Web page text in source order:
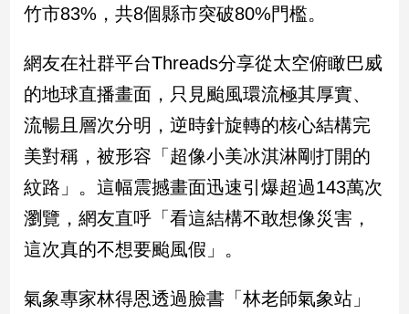
國
會
點
觀
點
兩
岸/
國
際
會/
竹市83%，共8個縣市突破80%門檻。
網友在社群平台Threads分享從太空俯瞰巴威
的地球直播畫面，只見颱風環流極其厚實、
流暢且層次分明，逆時針旋轉的核心結構完
美對稱，被形容「超像小美冰淇淋剛打開的
紋路」。這幅震撼畫面迅速引爆超過143萬次
瀏覽，網友直呼「看這結構不敢想像災害，
這次真的不想要颱風假」。
氣象專家林得恩透過臉書「林老師氣象站」